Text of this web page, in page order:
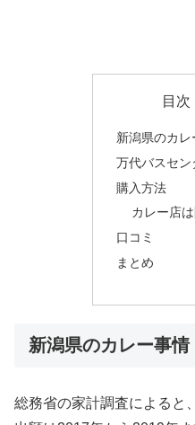
目次
新潟県のカレ
万代バスセン
購入方法
カレー店
口コミ
まとめ
新潟県のカレー事情
総務省の家計調査によると